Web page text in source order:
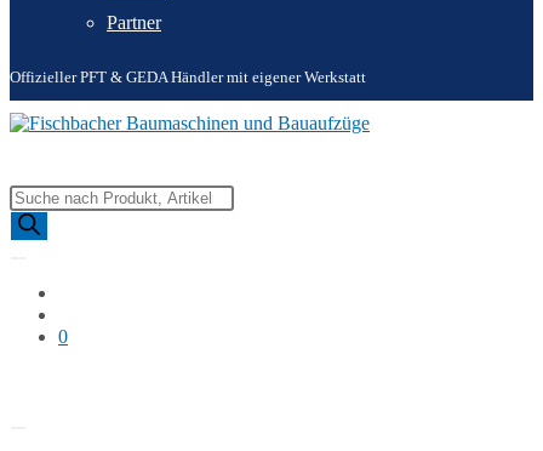
Partner
Offizieller PFT & GEDA Händler mit eigener Werkstatt
Products
search
0